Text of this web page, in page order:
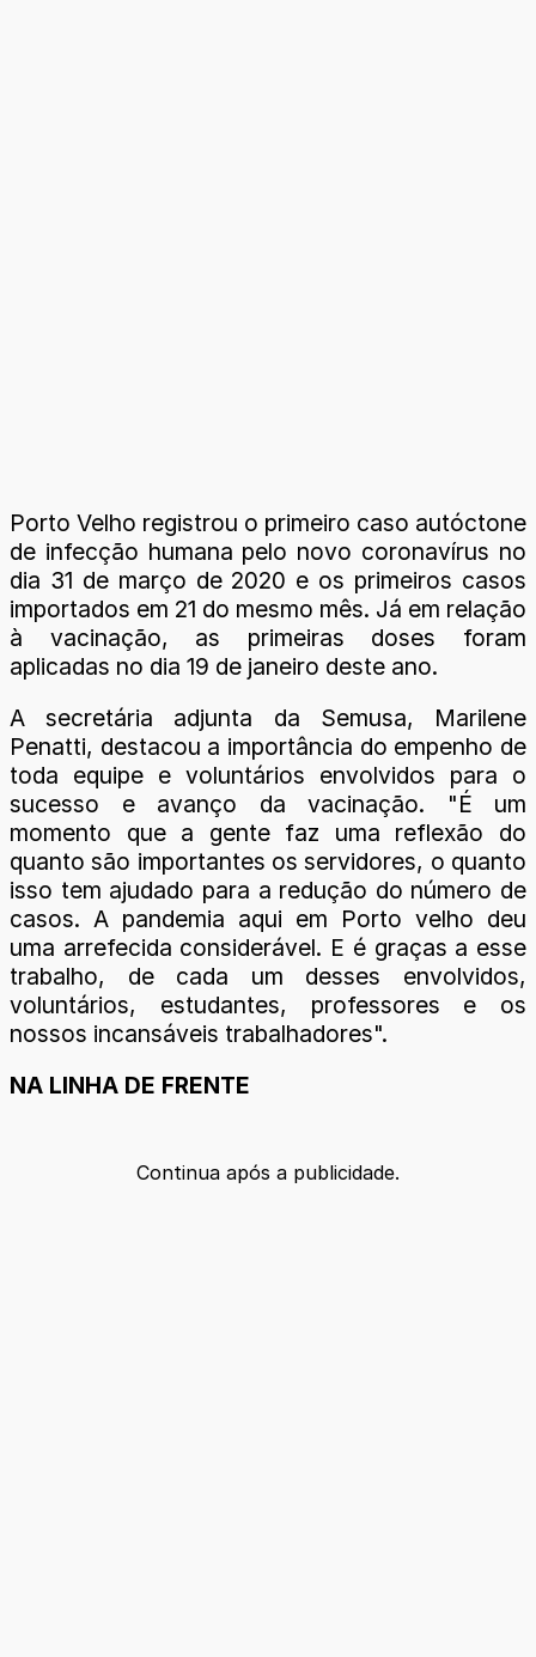
Porto Velho registrou o primeiro caso autóctone
de infecção humana pelo novo coronavírus no
dia 31 de março de 2020 e os primeiros casos
importados em 21 do mesmo mês. Já em relação
à vacinação, as primeiras doses foram
aplicadas no dia 19 de janeiro deste ano.
A secretária adjunta da Semusa, Marilene
Penatti, destacou a importância do empenho de
toda equipe e voluntários envolvidos para o
sucesso e avanço da vacinação. "É um
momento que a gente faz uma reflexão do
quanto são importantes os servidores, o quanto
isso tem ajudado para a redução do número de
casos. A pandemia aqui em Porto velho deu
uma arrefecida considerável. E é graças a esse
trabalho, de cada um desses envolvidos,
voluntários, estudantes, professores e os
nossos incansáveis trabalhadores".
NA LINHA DE FRENTE
Continua após a publicidade.